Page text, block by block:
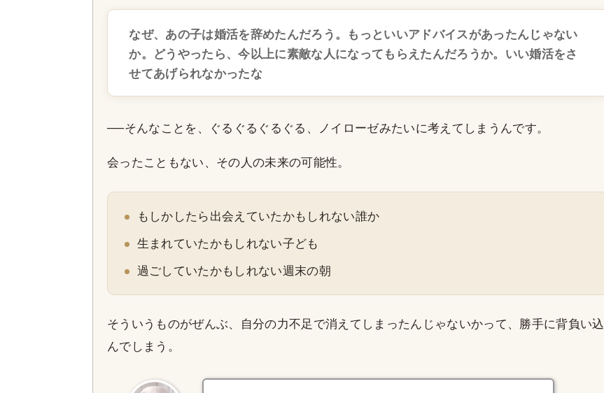
なぜ、あの子は婚活を辞めたんだろう。もっといいアドバイスがあったんじゃない
か。どうやったら、今以上に素敵な人になってもらえたんだろうか。いい婚活をさ
せてあげられなかったな
──そんなことを、ぐるぐるぐるぐる、ノイローゼみたいに考えてしまうんです。
会ったこともない、その人の未来の可能性。
もしかしたら出会えていたかもしれない誰か
生まれていたかもしれない子ども
過ごしていたかもしれない週末の朝
そういうものがぜんぶ、自分の力不足で消えてしまったんじゃないかって、勝手に背負い込
んでしまう。